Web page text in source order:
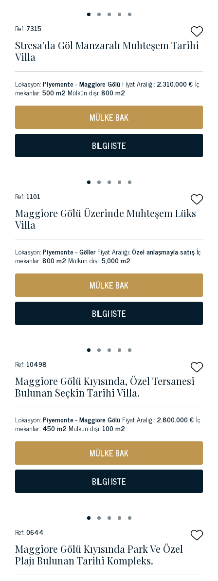
Ref: 7315
Stresa'da Göl Manzaralı Muhteşem Tarihi
Villa
Lokasyon:Piyemonte - Maggiore Gölü Fiyat Aralığı: 2.310.000 € İç
mekanlar:500 m2 Mülkün dışı:800 m2
MÜLKE BAK
BILGI ISTE
Ref: 1101
Maggiore Gölü Üzerinde Muhteşem Lüks
Villa
Lokasyon:Piyemonte - GöllerFiyat Aralığı:Özel anlaşmayla satış İç
mekanlar:800 m2 Mülkün dışı:5,000 m2
MÜLKE BAK
BILGI ISTE
Ref: 10498
Maggiore Gölü Kıyısında, Özel Tersanesi
Bulunan Seçkin Tarihi Villa.
Lokasyon:Piyemonte - Maggiore Gölü Fiyat Aralığı: 2.800.000 € İç
mekanlar: 450 m2 Mülkün dışı: 100 m2
MÜLKE BAK
BILGI ISTE
Ref:0644
Maggiore Gölü Kıyısında Park Ve Özel
Plajı Bulunan Tarihi Kompleks.